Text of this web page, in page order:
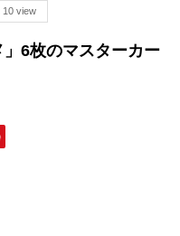
10 view
」6枚のマスターカー